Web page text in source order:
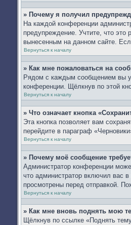
» Почему я получил
На каждой конференции
предупреждение. Учтите, что
вынесенным на данном сайте.
Вернуться к началу
» Как мне пожаловаться на
Рядом с каждым сообщением вы
конференции. Щёлкнув по этой
Вернуться к началу
» Что означает кнопка
Эта кнопка позволяет вам
перейдите в параграф
Вернуться к началу
» Почему моё сообщение
Администратор конференции
что администратор включил вас
просмотрены перед отправкой.
Вернуться к началу
» Как мне вновь поднять мою
Щёлкнув по ссылке «Поднять